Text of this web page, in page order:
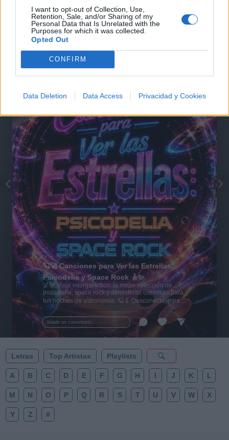
I want to opt-out of Collection, Use,
Retention, Sale, and/or Sharing of my
Personal Data that Is Unrelated with the
Purposes for which it was collected.
Opted Out
CONFIRM
Data Deletion Data Access Privacidad y Cookies
@musicapuntocom
Añadir un comentario ...
🪐🚀 Canciones para Ver las Estrellas:
Psicodelia y Space Rock 🎸✨
🌌🚀 Viaje intergaláctico: la mejor selección de
psicodelia, space rock y atmósferas cósmicas para
tus noches de astronomía. 🪐🎸 Desconecta, mira
al firmamento y siente la gravedad cero. 💾 ¡Guarda
esta colección para tu próxima noche estrellada!
✨⭐
Letras Top Artistas Playlists
A B C D E F G H I J K L
M N O P Q R S T U V W X
Y Z #